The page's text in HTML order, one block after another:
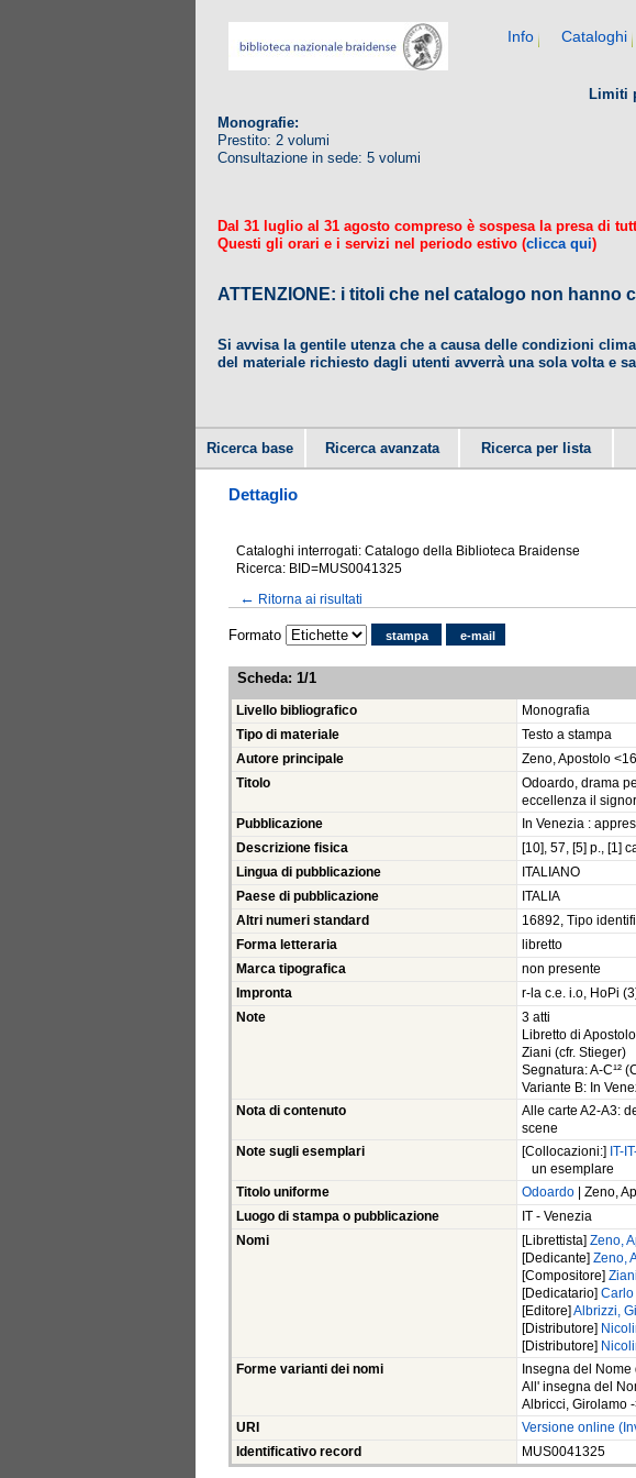
Info Cataloghi
Limiti
Monografie:
Prestito: 2 volumi
Consultazione in sede: 5 volumi
Dal 31 luglio al 31 agosto compreso è sospesa la presa di
Questi gli orari e i servizi nel periodo estivo (clicca qui)
ATTENZIONE: i titoli che nel catalogo non hanno
Si avvisa la gentile utenza che a causa delle condizioni
del materiale richiesto dagli utenti avverrà una sola volta e
Ricerca base Ricerca avanzata Ricerca per lista
Dettaglio
Cataloghi interrogati: Catalogo della Biblioteca Braidense
Ricerca: BID=MUS0041325
← Ritorna ai risultati
Formato stampa e-mail
Scheda: 1/1
Livello bibliografico
Monografia
Tipo di materiale
Testo a stampa
Autore principale
Zeno, Apostolo
Titolo
Odoardo, drama
eccellenza il
Pubblicazione
In Venezia :
Descrizione fisica
[10], 57, [5] p., [1]
Lingua di pubblicazione
ITALIANO
Paese di pubblicazione
ITALIA
Altri numeri standard
16892, Tipo
Forma letteraria
libretto
Marca tipografica
non presente
Impronta
r-la c.e. i.o, HoPi
Note
3 atti
Libretto di
Ziani (cfr. Stieger)
Segnatura: A-C¹²
Variante B: In
Nota di contenuto
Alle carte A2-A3:
scene
Note sugli esemplari
[Collocazioni:] IT-
un esemplare
Titolo uniforme
Odoardo | Zeno,
Luogo di stampa o pubblicazione
IT - Venezia
Nomi
[Librettista] Zeno,
[Dedicante] Zeno,
[Compositore]
[Dedicatario] Carlo
[Editore] Albrizzi,
[Distributore]
[Distributore]
Forme varianti dei nomi
Insegna del
All' insegna del
Albricci, Girolamo
URI
Versione online
Identificativo record
MUS0041325